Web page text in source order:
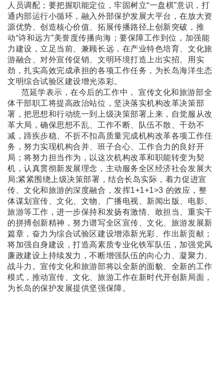
人员调配；要把握职能定位，牢固树立“一盘棋”意识，打
通内部运行小循环，融入外部保护发展大平台，在放大资
源优势、创造核心价值、拓展传播路径上创新突破，推
动“诗和远方”美誉度传播向海；要保障工作到位，加强能
力建设，立足当前、兼顾长远，在产业特色培育、文化旅
游融合、对外宣传促销、文明环境打造上出实招、用实
劲，扎实高效完成承担的各项工作任务，为长岛海洋生态
文明综合试验区建设增光添彩。
范延学表示，在今后的工作中， 宣传文化和旅游部全
体干部职工将提高政治站位，坚决落实机构改革决策部
署，把思想和行动统一到上级决策部署上来，自觉服从改
革大局，确保思想不乱、工作不断、队伍不散、干劲不
减，蹄疾步稳、不折不扣高质量完成机构改革各项工作任
务，努力实现机构合并、班子合心、工作合力的良好开
局；将努力担当作为，以这次机构改革和职能转变为契
机，认真贯彻新发展理念，主动服务全区经济社会发展大
局;紧紧围绕上级决策部署，结合长岛实际，着力促进宣
传、文化和旅游的深度融合，发挥1+1+1>3 的效应，整
体谋划宣传、文化、文物、广播电视、新闻出版、电影、
旅游等工作，进一步保持和发扬有激情、敢担当、重实干
的拼搏创新精神，努力谱写全区宣传、文化、旅游发展新
篇章，奋力为综合试验区建设增添新光彩、作出新贡献；
将加强自身建设，打造高素质专业化铁军队伍，加强党风
廉政建设上持续发力，不断增强队伍的向心力、凝聚力、
战斗力。宣传文化和旅游部将以全新的面貌、全新的工作
模式，推动宣传、文化、旅游工作在新时代开创新局面，
为长岛的保护发展提供坚强保障。